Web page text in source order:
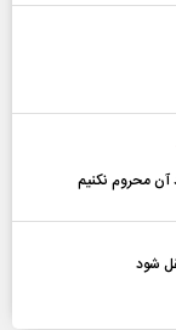
آن محروم نکنیم
شود